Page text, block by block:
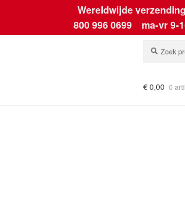
Wereldwijde verzending
800 996 0699 ma-vr 9-
naar:
€0,00 0